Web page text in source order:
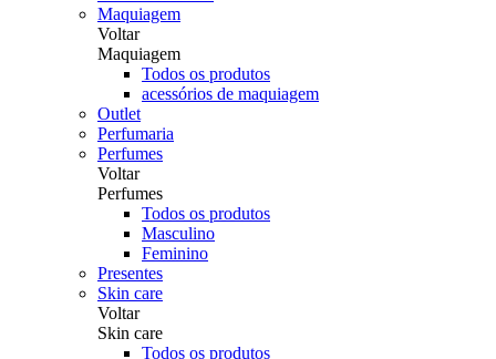
Maquiagem
Voltar
Maquiagem
Todos os produtos
acessórios de maquiagem
Outlet
Perfumaria
Perfumes
Voltar
Perfumes
Todos os produtos
Masculino
Feminino
Presentes
Skin care
Voltar
Skin care
Todos os produtos